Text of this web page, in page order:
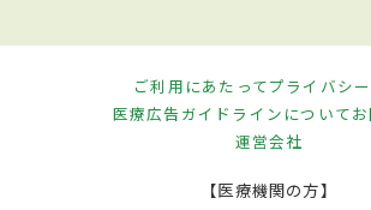
ご利用にあたってプライバシ
医療広告ガイドラインについて
運営会社
【医療機関の方】